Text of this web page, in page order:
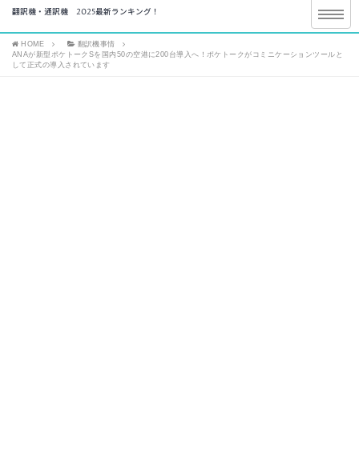
翻訳機・通訳機 2025最新ランキング！
HOME
翻訳機事情
ANAが新型ポケトークSを国内50の空港に200台導入へ！ポケトークがコミニケーションツールと
して正式の導入されています